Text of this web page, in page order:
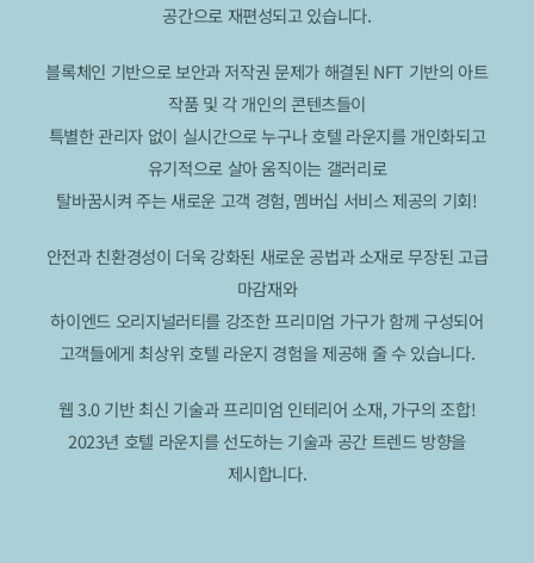
공간으로 재편성되고 있습니다.
블록체인 기반으로 보안과 저작권 문제가 해결된 NFT 기반의 아트
작품 및 각 개인의 콘텐츠들이
특별한 관리자 없이 실시간으로 누구나 호텔 라운지를 개인화되고
유기적으로 살아 움직이는 갤러리로
탈바꿈시켜 주는 새로운 고객 경험, 멤버십 서비스 제공의 기회!
안전과 친환경성이 더욱 강화된 새로운 공법과 소재로 무장된 고급
마감재와
하이엔드 오리지널러티를 강조한 프리미엄 가구가 함께 구성되어
고객들에게 최상위 호텔 라운지 경험을 제공해 줄 수 있습니다.
웹 3.0 기반 최신 기술과 프리미엄 인테리어 소재, 가구의 조합!
2023년 호텔 라운지를 선도하는 기술과 공간 트렌드 방향을
제시합니다.